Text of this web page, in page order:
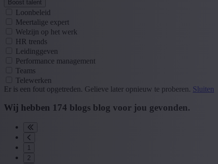
Boost talent
Loonbeleid
Meertalige expert
Welzijn op het werk
HR trends
Leidinggeven
Performance management
Teams
Telewerken
Er is een fout opgetreden. Gelieve later opnieuw te proberen. Sluiten
Wij hebben 174 blogs blog voor jou gevonden.
1
2